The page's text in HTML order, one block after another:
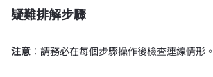
疑難排解步驟
注意 ：請務必在每個步驟操作後檢查連線情形。